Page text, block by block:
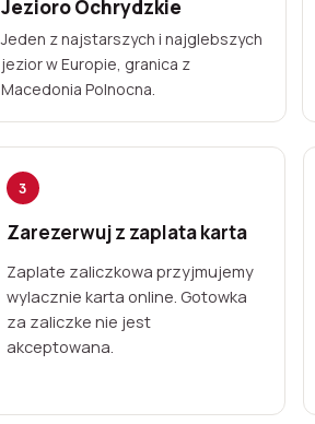
Jezioro Ochrydzkie
Jeden z najstarszych i najglebszych
jezior w Europie, granica z
Macedonia Polnocna.
3
Zarezerwuj z zaplata karta
Zaplate zaliczkowa przyjmujemy
wylacznie karta online. Gotowka
za zaliczke nie jest
akceptowana.